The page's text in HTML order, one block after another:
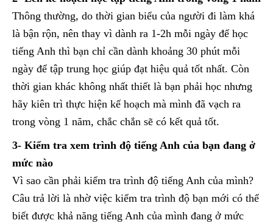
Thông thường, do thời gian biểu của người đi làm khá
là bận rộn, nên thay vì dành ra 1-2h mỗi ngày để học
tiếng Anh thì bạn chỉ cần dành khoảng 30 phút mỗi
ngày để tập trung học giúp đạt hiệu quả tốt nhất. Còn
thời gian khác không nhất thiết là bạn phải học nhưng
hãy kiên trì thực hiện kế hoạch mà mình đã vạch ra
trong vòng 1 năm, chắc chắn sẽ có kết quả tốt.
3- Kiểm tra xem trình độ tiếng Anh của bạn đang ở
mức nào
Vì sao cần phải kiểm tra trình độ tiếng Anh của mình?
Câu trả lời là nhờ việc kiểm tra trình độ bạn mới có thể
biết được khả năng tiếng Anh của mình đang ở mức